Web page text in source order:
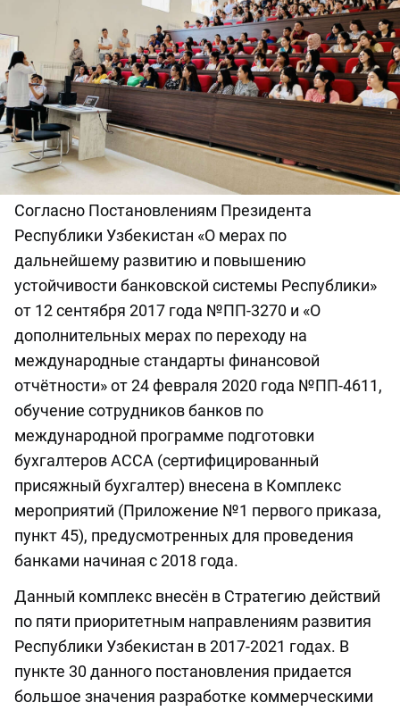
Согласно Постановлениям Президента
Республики Узбекистан «О мерах по
дальнейшему развитию и повышению
устойчивости банковской системы Республики»
от 12 сентября 2017 года №ПП-3270 и «О
дополнительных мерах по переходу на
международные стандарты финансовой
отчётности» от 24 февраля 2020 года №ПП-4611,
обучение сотрудников банков по
международной программе подготовки
бухгалтеров АССА (сертифицированный
присяжный бухгалтер) внесена в Комплекс
мероприятий (Приложение №1 первого приказа,
пункт 45), предусмотренных для проведения
банками начиная с 2018 года.
Данный комплекс внесён в Стратегию действий
по пяти приоритетным направлениям развития
Республики Узбекистан в 2017-2021 годах. В
пункте 30 данного постановления придается
большое значения разработке коммерческими